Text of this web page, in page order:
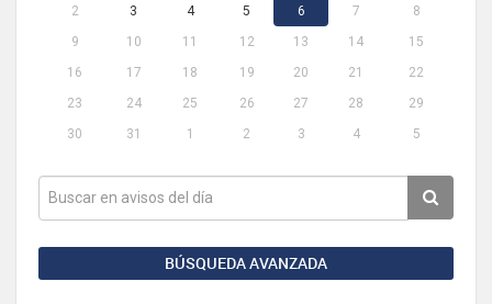
2
3 4 5 6 7
8
9
10 11 12 13 14
15
16
17 18 19 20 21
22
23
24 25 26 27 28
29
30
31 1 2 3 4 5
BÚSQUEDA AVANZADA